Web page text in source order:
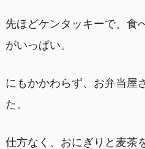
先ほどケンタッキーで、食
がいっぱい。
にもかかわらず、お弁当屋
た。
仕方なく、おにぎりと麦茶